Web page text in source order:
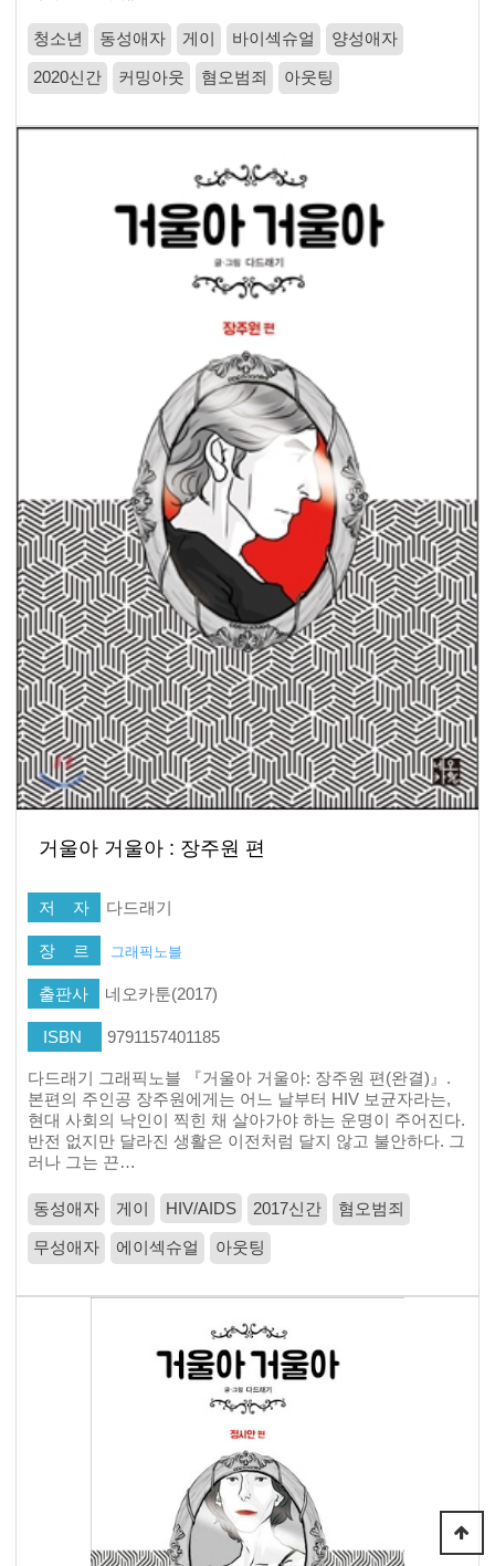
청소년 동성애자 게이 바이섹슈얼 양성애자
2020신간 커밍아웃 혐오범죄 아웃팅
거울아 거울아 : 장주원 편
저 자 다드래기
장 르 그래픽노블
출판사 네오카툰(2017)
ISBN 9791157401185
다드래기 그래픽노블 『거울아 거울아: 장주원 편(완결)』.
본편의 주인공 장주원에게는 어느 날부터 HIV 보균자라는,
현대 사회의 낙인이 찍힌 채 살아가야 하는 운명이 주어진다.
반전 없지만 달라진 생활은 이전처럼 달지 않고 불안하다. 그
러나 그는 끈…
동성애자 게이 HIV/AIDS 2017신간 혐오범죄
무성애자 에이섹슈얼 아웃팅